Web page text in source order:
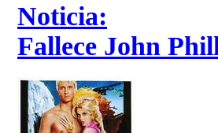
Noticia:
Fallece John